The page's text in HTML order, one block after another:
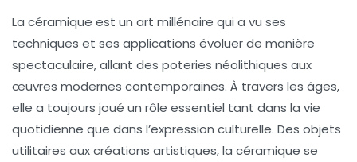
La céramique est un art millénaire qui a vu ses
techniques et ses applications évoluer de manière
spectaculaire, allant des poteries néolithiques aux
œuvres modernes contemporaines. À travers les âges,
elle a toujours joué un rôle essentiel tant dans la vie
quotidienne que dans l’expression culturelle. Des objets
utilitaires aux créations artistiques, la céramique se